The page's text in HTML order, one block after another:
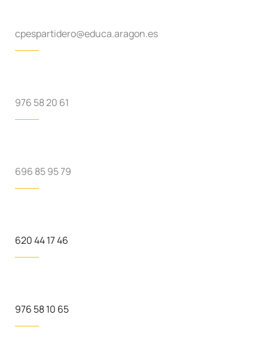
cpespartidero@educa.aragon.es
976 58 20 61
696 85 95 79
620 44 17 46
976 58 10 65